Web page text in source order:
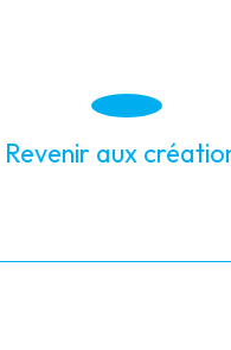
Revenir aux